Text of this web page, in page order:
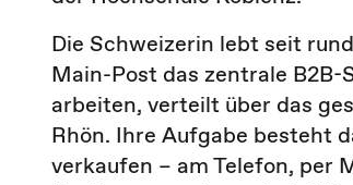
Die Schweizerin lebt seit
Main-Post das zentrale B2B-
arbeiten, verteilt über das
Rhön. Ihre Aufgabe besteht
verkaufen – am Telefon, per